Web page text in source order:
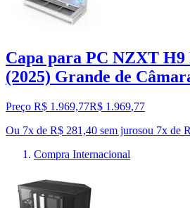
Capa para PC NZXT
(2025) Grande de
Preço R$ 1.969,77R$ 1.969,77
Ou 7x de R$ 281,40 sem jurosou 7x de
Compra Internacional